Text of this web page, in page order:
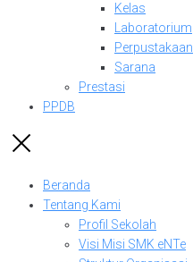
Kelas
Laboratorium
Perpustakaan
Sarana
Prestasi
PPDB
Beranda
Tentang Kami
Profil Sekolah
Visi Misi SMK eNTe